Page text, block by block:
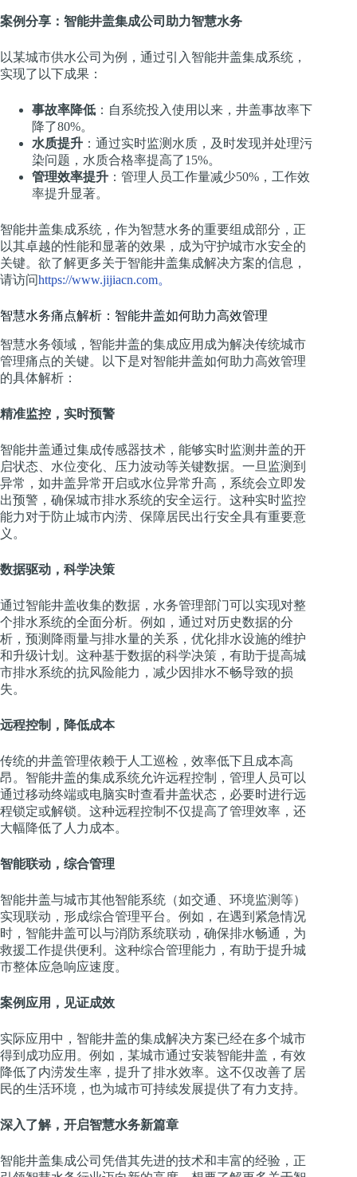
案例分享：智能井盖集成公司助力智慧水务
以某城市供水公司为例，通过引入智能井盖集成系统，
实现了以下成果：
事故率降低 ：自系统投入使用以来，井盖事故率下
降了80%。
水质提升 ：通过实时监测水质，及时发现并处理污
染问题，水质合格率提高了15%。
管理效率提升 ：管理人员工作量减少50%，工作效
率提升显著。
智能井盖集成系统，作为智慧水务的重要组成部分，正
以其卓越的性能和显著的效果，成为守护城市水安全的
关键。欲了解更多关于智能井盖集成解决方案的信息，
请访问https://www.jijiacn.com。
智慧水务痛点解析：智能井盖如何助力高效管理
智慧水务领域，智能井盖的集成应用成为解决传统城市
管理痛点的关键。以下是对智能井盖如何助力高效管理
的具体解析：
精准监控，实时预警
智能井盖通过集成传感器技术，能够实时监测井盖的开
启状态、水位变化、压力波动等关键数据。一旦监测到
异常，如井盖异常开启或水位异常升高，系统会立即发
出预警，确保城市排水系统的安全运行。这种实时监控
能力对于防止城市内涝、保障居民出行安全具有重要意
义。
数据驱动，科学决策
通过智能井盖收集的数据，水务管理部门可以实现对整
个排水系统的全面分析。例如，通过对历史数据的分
析，预测降雨量与排水量的关系，优化排水设施的维护
和升级计划。这种基于数据的科学决策，有助于提高城
市排水系统的抗风险能力，减少因排水不畅导致的损
失。
远程控制，降低成本
传统的井盖管理依赖于人工巡检，效率低下且成本高
昂。智能井盖的集成系统允许远程控制，管理人员可以
通过移动终端或电脑实时查看井盖状态，必要时进行远
程锁定或解锁。这种远程控制不仅提高了管理效率，还
大幅降低了人力成本。
智能联动，综合管理
智能井盖与城市其他智能系统（如交通、环境监测等）
实现联动，形成综合管理平台。例如，在遇到紧急情况
时，智能井盖可以与消防系统联动，确保排水畅通，为
救援工作提供便利。这种综合管理能力，有助于提升城
市整体应急响应速度。
案例应用，见证成效
实际应用中，智能井盖的集成解决方案已经在多个城市
得到成功应用。例如，某城市通过安装智能井盖，有效
降低了内涝发生率，提升了排水效率。这不仅改善了居
民的生活环境，也为城市可持续发展提供了有力支持。
深入了解，开启智慧水务新篇章
智能井盖集成公司凭借其先进的技术和丰富的经验，正